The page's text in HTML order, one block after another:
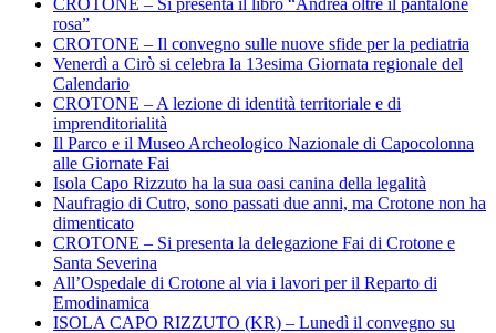
rosa”
CROTONE – Il convegno sulle nuove sfide per la pediatria
Venerdì a Cirò si celebra la 13esima Giornata regionale del
Calendario
CROTONE – A lezione di identità territoriale e di
imprenditorialità
Il Parco e il Museo Archeologico Nazionale di Capocolonna
alle Giornate Fai
Isola Capo Rizzuto ha la sua oasi canina della legalità
Naufragio di Cutro, sono passati due anni, ma Crotone non ha
dimenticato
CROTONE – Si presenta la delegazione Fai di Crotone e
Santa Severina
All’Ospedale di Crotone al via i lavori per il Reparto di
Emodinamica
ISOLA CAPO RIZZUTO (KR) – Lunedì il convegno su